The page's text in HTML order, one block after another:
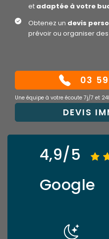
et adaptée à votre
Obtenez un devis
prévoir ou organiser
03
Une équipe à votre écoute 7j/7 et
DEVIS
4,9/5
Google